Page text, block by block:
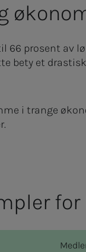
66 prosent av
bety et
i trange
for